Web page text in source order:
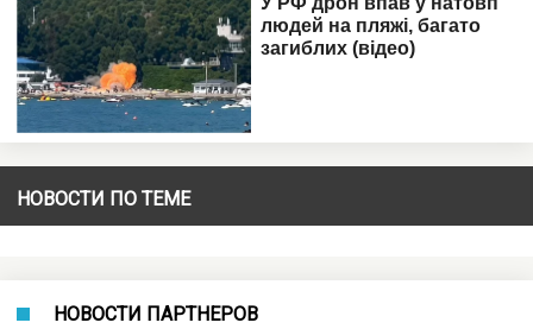
НОВОСТИ ПО ТЕМЕ
НОВОСТИ ПАРТНЕРОВ